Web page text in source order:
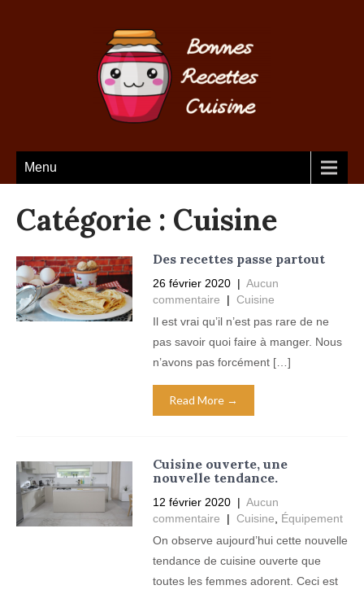
Menu
Catégorie : Cuisine
Des recettes passe partout
26 février 2020 | Aucun
commentaire
| Cuisine
Il est vrai qu’il n’est pas rare de ne
pas savoir quoi faire à manger. Nous
n’avons pas forcément […]
Read More →
Cuisine ouverte, une
nouvelle tendance.
12 février 2020 | Aucun
commentaire
| Cuisine
Équipement
On observe aujourd’hui cette nouvelle
tendance de cuisine ouverte que
toutes les femmes adorent. Ceci est